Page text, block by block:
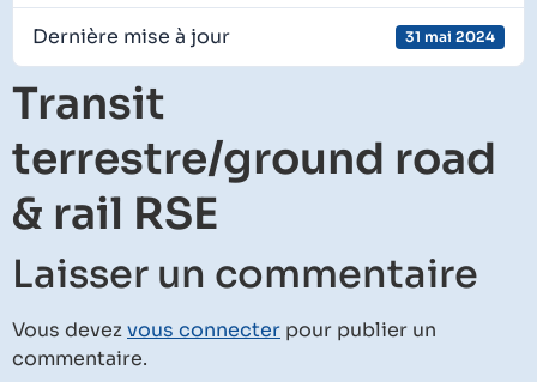
Dernière mise à jour 31 mai 2024
Transit
terrestre/ground road
& rail RSE
Laisser un commentaire
Vous devezvous connecter pour publier un
commentaire.